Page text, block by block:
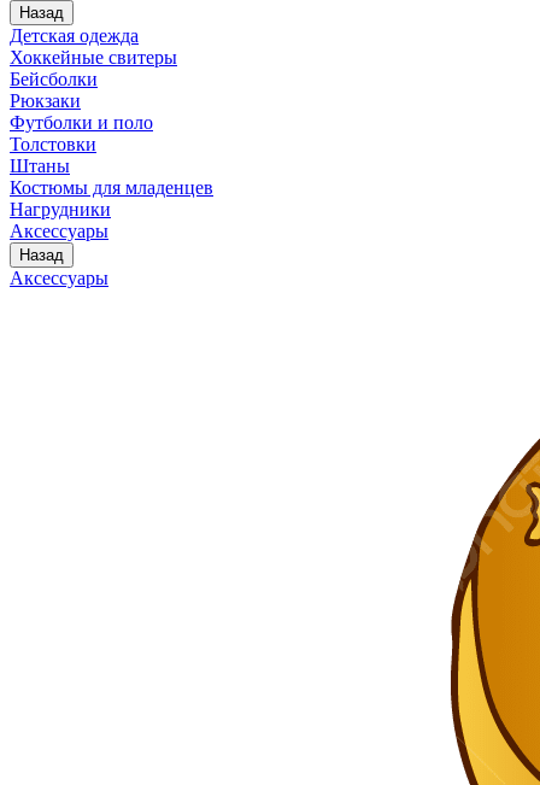
Назад
Детская одежда
Хоккейные свитеры
Бейсболки
Рюкзаки
Футболки и поло
Толстовки
Штаны
Костюмы для младенцев
Нагрудники
Аксессуары
Назад
Аксессуары